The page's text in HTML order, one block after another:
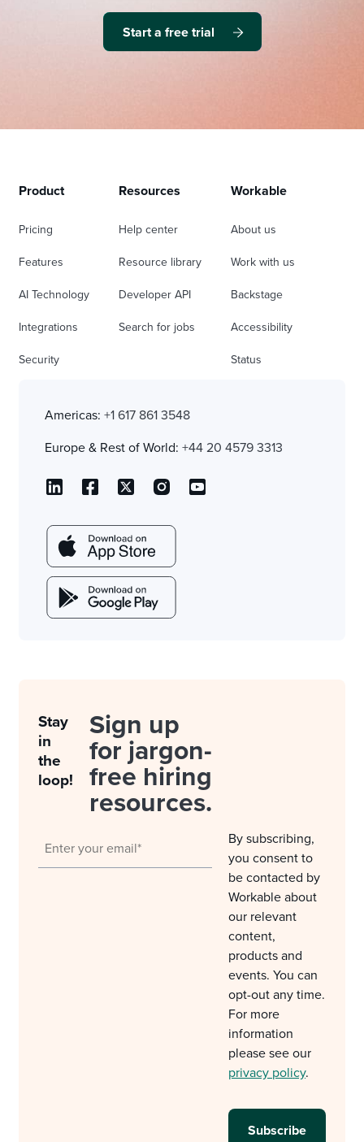
Start a free trial
Product
Pricing
Features
AI Technology
Integrations
Security
Resources
Help center
Resource library
Developer API
Search for jobs
Workable
About us
Work with us
Backstage
Accessibility
Status
Americas: +1 617 861 3548
Europe & Rest of World: +44 20 4579 3313
Stay
in
the
loop!
Sign up
for jargon-
free hiring
resources.
By subscribing,
you consent to
be contacted by
Workable about
our relevant
content,
products and
events. You can
opt-out any time.
For more
information
please see our
privacy policy.